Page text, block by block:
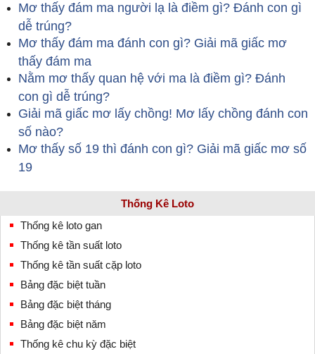
Mơ thấy đám ma người lạ là điềm gì? Đánh con gì
dễ trúng?
Mơ thấy đám ma đánh con gì? Giải mã giấc mơ
thấy đám ma
Nằm mơ thấy quan hệ với ma là điềm gì? Đánh
con gì dễ trúng?
Giải mã giấc mơ lấy chồng! Mơ lấy chồng đánh con
số nào?
Mơ thấy số 19 thì đánh con gì? Giải mã giấc mơ số
19
Thống Kê Loto
Thống kê loto gan
Thống kê tần suất loto
Thống kê tần suất cặp loto
Bảng đặc biệt tuần
Bảng đặc biệt tháng
Bảng đặc biệt năm
Thống kê chu kỳ đặc biệt